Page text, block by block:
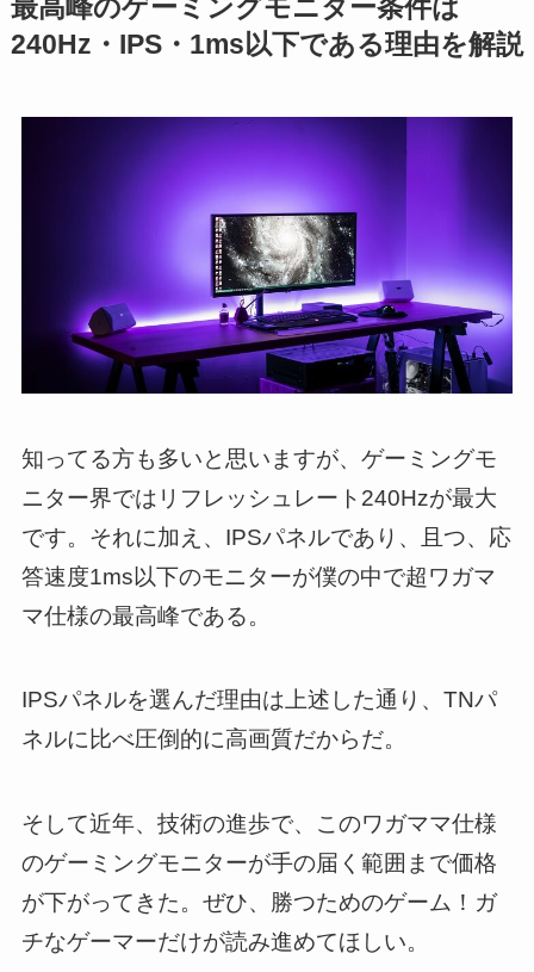
最高峰のゲーミングモニター条件は
240Hz・IPS・1ms以下である理由を解説
知ってる方も多いと思いますが、ゲーミングモ
ニター界ではリフレッシュレート240Hzが最大
です。それに加え、IPSパネルであり、且つ、応
答速度1ms以下のモニターが僕の中で超ワガマ
マ仕様の最高峰である。
IPSパネルを選んだ理由は上述した通り、TNパ
ネルに比べ圧倒的に高画質だからだ。
そして近年、技術の進歩で、このワガママ仕様
のゲーミングモニターが手の届く範囲まで価格
が下がってきた。ぜひ、勝つためのゲーム！ガ
チなゲーマーだけが読み進めてほしい。